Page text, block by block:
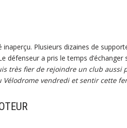
inaperçu. Plusieurs dizaines de
défenseur a pris le temps d’échanger
très fier de rejoindre un club aussi
Vélodrome vendredi et sentir cette